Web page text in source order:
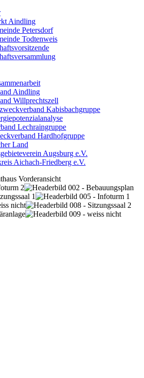
Aindling
Petersdorf
Todtenweis
Aindling
Willprechtszell
Kabisbachgruppe
Lechraingruppe
Hardhofgruppe
Land
Augsburg e.V.
Aichach-Friedberg e.V.